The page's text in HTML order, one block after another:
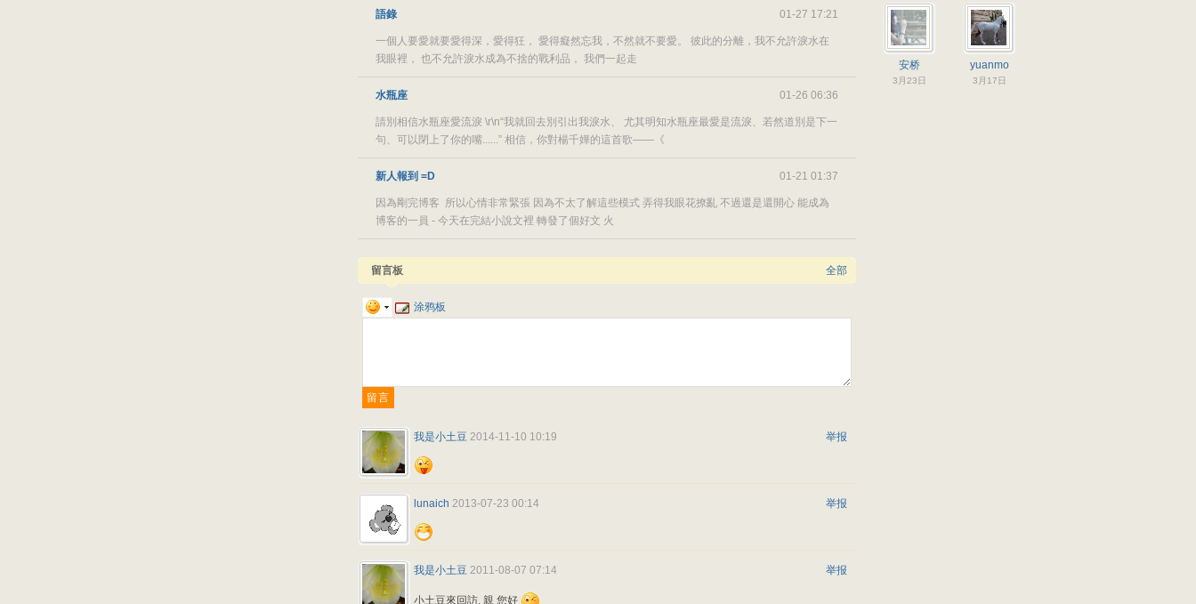
01-27 17:21
語錄
一個人要愛就要愛得深，愛得狂， 愛得癡然忘我，不然就不要愛。 彼此的分離，我不允許淚水在
我眼裡， 也不允許淚水成為不捨的戰利品， 我們一起走
01-26 06:36
水瓶座
請別相信水瓶座愛流淚 \r\n“我就回去別引出我淚水、 尤其明知水瓶座最愛是流淚、若然道別是下一
句、可以閉上了你的嘴......” 相信，你對楊千嬅的這首歌——《
01-21 01:37
新人報到 =D
因為剛完博客 所以心情非常緊張 因為不太了解這些模式 弄得我眼花撩亂 不過還是還開心 能成為
博客的一員 - 今天在完結小說文裡 轉發了個好文 火
全部
留言板
涂鸦板
举报
我是小土豆 2014-11-10 10:19
举报
lunaich 2013-07-23 00:14
举报
我是小土豆 2011-08-07 07:14
小土豆來回訪, 親 您好
安桥
3月23日
yuanmo
3月17日